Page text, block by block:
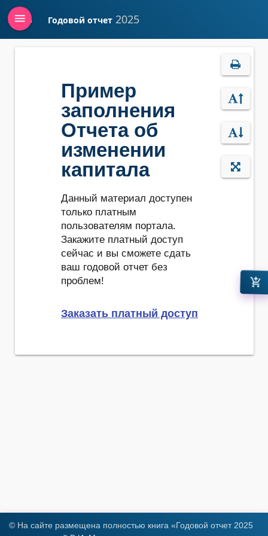
Войти Годовой отчет 2025
menu
Пример
заполнения
Отчета об
изменении
капитала
Данный материал доступен
только платным
пользователям портала.
Закажите платный доступ
сейчас и вы сможете сдать
ваш годовой отчет без
проблем!
Заказать платный доступ
add_shopping_cart
© На сайте размещена полностью книга «Годовой отчет 2025